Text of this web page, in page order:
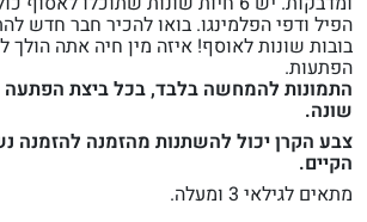
הפתעות.
התמונות להמחשה בלבד, בכל ביצת
שונה.
צבע הקרן יכול להשתנות מהזמנה להזמנה
הקיים.
מתאים לגילאי 3 ומעלה.